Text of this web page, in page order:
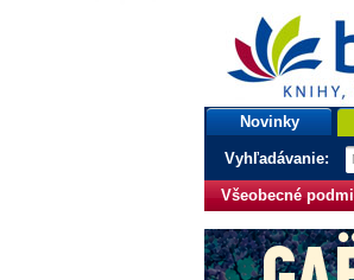
bux.sk
knihy, ktorými žijete
Úvodná stránka
Novinky
Vyhľadávanie:
Všeobecné